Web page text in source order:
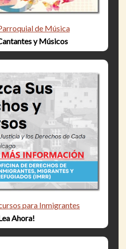
de Música
y Músicos
para Inmigrantes
Ahora!